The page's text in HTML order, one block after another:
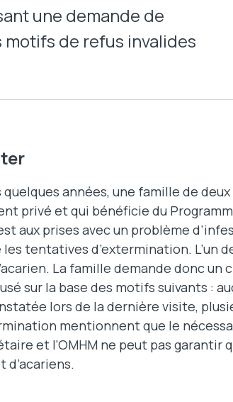
une demande de
de refus invalides
quelques années, une famille de
privé et qui bénéficie du
aux prises avec un problème
les tentatives d’extermination. L’un
La famille demande donc un
sur la base des motifs suivants :
lors de la dernière visite,
mentionnent que le
et l’OMHM ne peut pas garantir
d’acariens.